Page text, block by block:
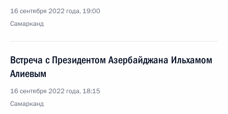
16 сентября 2022 года, 19:00
Самарканд
Встреча с Президентом Азербайджана Ильхамом
Алиевым
16 сентября 2022 года, 18:15
Самарканд